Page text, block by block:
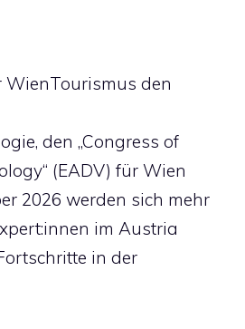
WienTourismus den
den „Congress of
(EADV) für Wien
2026 werden sich mehr
im Austria
in der